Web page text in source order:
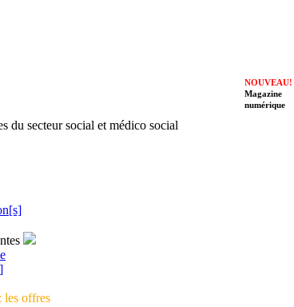
NOUVEAU!
Magazine
numérique
du secteur social et médico social
les offres